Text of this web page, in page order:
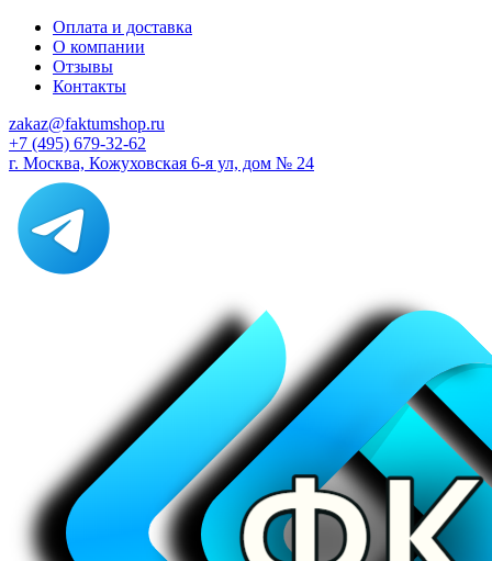
Оплата и доставка
О компании
Отзывы
Контакты
zakaz@faktumshop.ru
+7 (495) 679-32-62
г. Москва, Кожуховская 6-я ул, дом № 24